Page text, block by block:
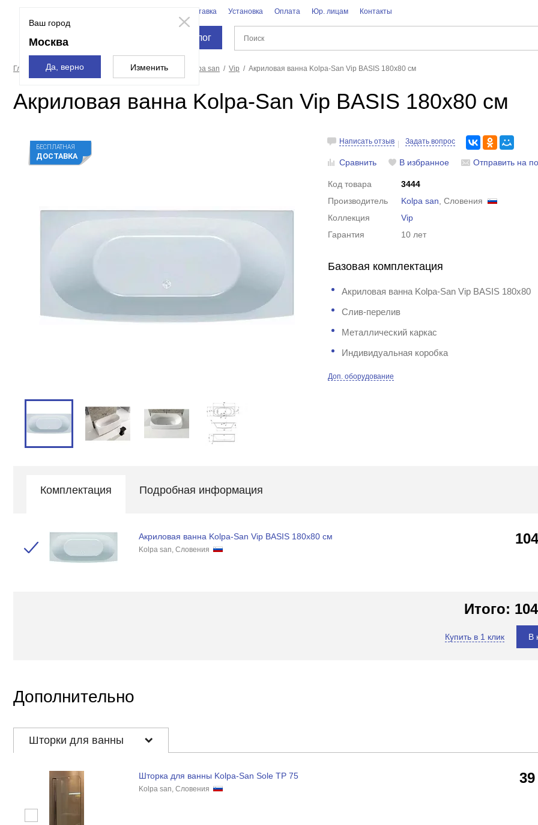
Ваш город
Москва
Да, верно Изменить
Доставка Установка Оплата Юр. лицам Контакты
Каталог
Главная страница Акриловые ванны Kolpa san Vip Акриловая ванна Kolpa-San Vip BASIS 180x80 см
Акриловая ванна Kolpa-San Vip BASIS 180x80 см
БЕСПЛАТНАЯ
ДОСТАВКА
Написать отзыв Задать вопрос
Сравнить В избранное Отправить на
Код товара
3444
Производитель
Kolpa san , Словения
Коллекция
Vip
Гарантия
10 лет
Базовая комплектация
Акриловая ванна Kolpa-San Vip BASIS 180x80
Слив-перелив
Металлический каркас
Индивидуальная коробка
Доп. оборудование
Комплектация Подробная информация
Акриловая ванна Kolpa-San Vip BASIS 180x80 см
Kolpa san, Словения
Итого:
Купить в 1 клик В
Дополнительно
Шторки для ванны
Шторка для ванны Kolpa-San Sole TP 75
Kolpa san, Словения